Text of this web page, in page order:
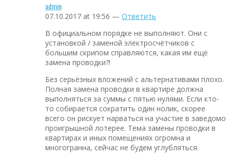
admin
07.10.2017 at 19:56 — Ответить
В официальном порядке не выполняют. Они с
установкой / заменой электросчётчиков с
большим скрипом справляются, какая им ещё
замена проводки?!
Без серьёзных вложений с альтернативами плохо.
Полная замена проводки в квартире должна
выполняться за суммы с пятью нулями. Если кто-
то собирается сократить один нолик, скорее
всего он рискует нарваться на участие в заведомо
проигрышной лотерее. Тема замены проводки в
квартирах и иных помещениях огромна и
многогранна, сейчас не будем углубляться.